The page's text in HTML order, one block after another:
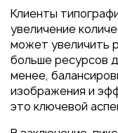
Клиенты
увеличение
может увеличить
больше ресурсов
менее,
изображения и
это ключевой